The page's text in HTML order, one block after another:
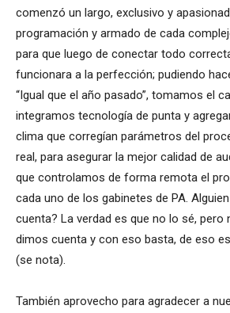
comenzó un largo, exclusivo y
programación y armado de cada
para que luego de conectar todo
funcionara a la perfección; pudiendo
“Igual que el año pasado”, tomamos el
integramos tecnología de punta y
clima que corregían parámetros del
real, para asegurar la mejor calidad de
que controlamos de forma remota el
cada uno de los gabinetes de PA.
cuenta? La verdad es que no lo sé,
dimos cuenta y con eso basta, de eso
(se nota).
También aprovecho para agradecer a